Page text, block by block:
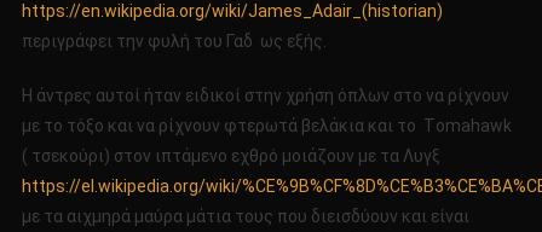
https://en.wikipedia.org/wiki/James_Adair_(historian)
περιγράφει την φυλή του Γαδ ως εξής.
Η άντρες αυτοί ήταν ειδικοί στην χρήση όπλων στο να ρίχνουν
με το τόξο και να ρίχνουν φτερωτά βελάκια και το Τomahawk
( τσεκούρι) στον ιπτάμενο εχθρό μοιάζουν με τα Λυγξ
https://el.wikipedia.org/wiki/
με τα αιχμηρά μαύρα μάτια τους που διεισδύουν και είναι